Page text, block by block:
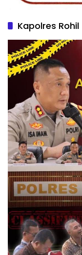
Kapolres Rohil